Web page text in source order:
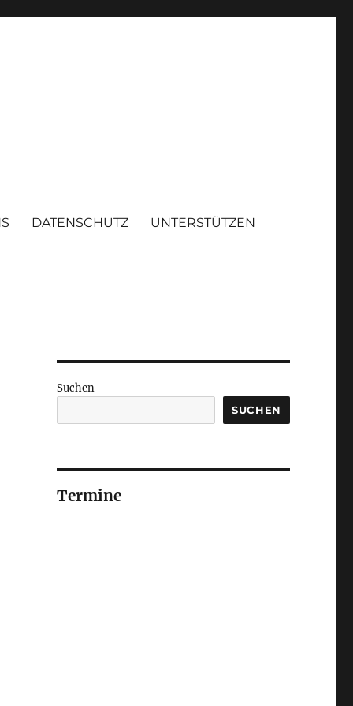
DATENSCHUTZ UNTERSTÜTZEN
Suchen
SUCHEN
Termine